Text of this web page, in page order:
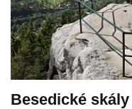
Besedické skály